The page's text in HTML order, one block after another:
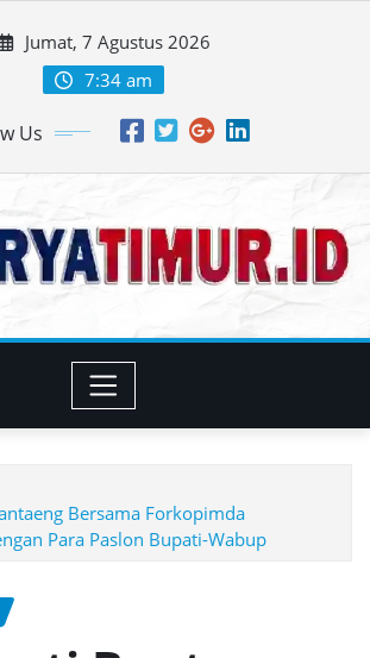
Jumat, 7 Agustus 2026
7:34 am
Us
Bersama Forkopimda
Para Paslon Bupati-Wabup